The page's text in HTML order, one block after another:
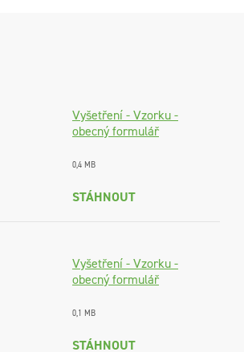
Vyšetření - Vzorku -
obecný formulář
0,4 MB
STÁHNOUT
Vyšetření - Vzorku -
obecný formulář
0,1 MB
STÁHNOUT